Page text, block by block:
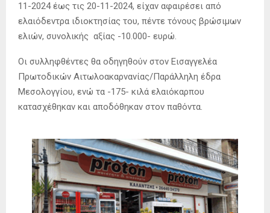
11-2024 έως τις 20-11-2024, είχαν αφαιρέσει από
ελαιόδεντρα ιδιοκτησίας του, πέντε τόνους βρώσιμων
ελιών, συνολικής αξίας -10.000- ευρώ.
Οι συλληφθέντες θα οδηγηθούν στον Εισαγγελέα
Πρωτοδικών Αιτωλοακαρνανίας/Παράλληλη έδρα
Μεσολογγίου, ενώ τα -175- κιλά ελαιόκαρπου
κατασχέθηκαν και αποδόθηκαν στον παθόντα.